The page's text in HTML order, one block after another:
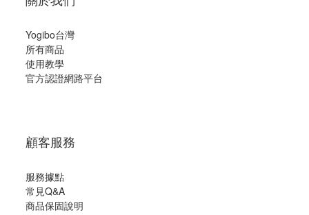
Yogibo台灣
所有商品
使用教學
官方認證網路平台
顧客服務
服務據點
常見Q&A
商品保固說明